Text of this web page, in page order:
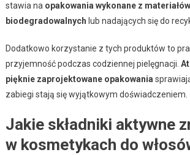
stawia na opakowania wykonane z materiałów
biodegradowalnych lub nadających się do
Dodatkowo korzystanie z tych produktów to
przyjemność podczas codziennej pielęgnacji.
pięknie zaprojektowane opakowania
zabiegi stają się wyjątkowym doświadczeniem.
Jakie składniki aktywne
w kosmetykach do